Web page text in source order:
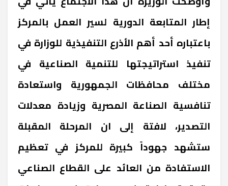
إطار المتابعة الدورية لسير العمل بالمركز
باعتباره أحد أهم الأذرع التنفيذية للوزارة في
تنفيذ استراتيجتها للتنمية الصناعية في
مختلف محافظات الجمهورية واستعادة
تنافسية الصناعة المصرية وزيادة معدلات
التصدير، لافتة إلى ان المرحلة المقبلة
ستشهد جهوداً كبيرة للمركز في تعظيم
الاستفادة من العائد على القطاع الصناعي